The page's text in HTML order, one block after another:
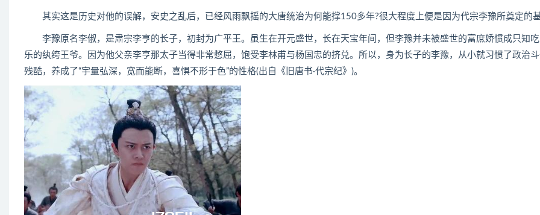
其实这是历史对他的误解，安史之乱后，已经风雨飘摇的大唐统治为何能撑150多年?很大程度上便是因为代宗李豫所奠定的基
李豫原名李俶，是肃宗李亨的长子，初封为广平王。虽生在开元盛世，长在天宝年间，但李豫并未被盛世的富庶娇惯成只知
乐的纨绔王爷。因为他父亲李亨那太子当得非常憋屈，饱受李林甫与杨国忠的挤兑。所以，身为长子的李豫，从小就习惯了政治
残酷，养成了“宇量弘深，宽而能断，喜惧不形于色”的性格(出自《旧唐书·代宗纪》)。